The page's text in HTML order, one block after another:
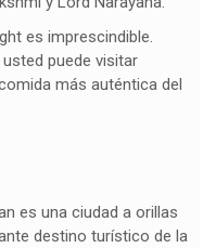
es imprescindible.
puede visitar
más auténtica del
es una ciudad a orillas
destino turístico de la